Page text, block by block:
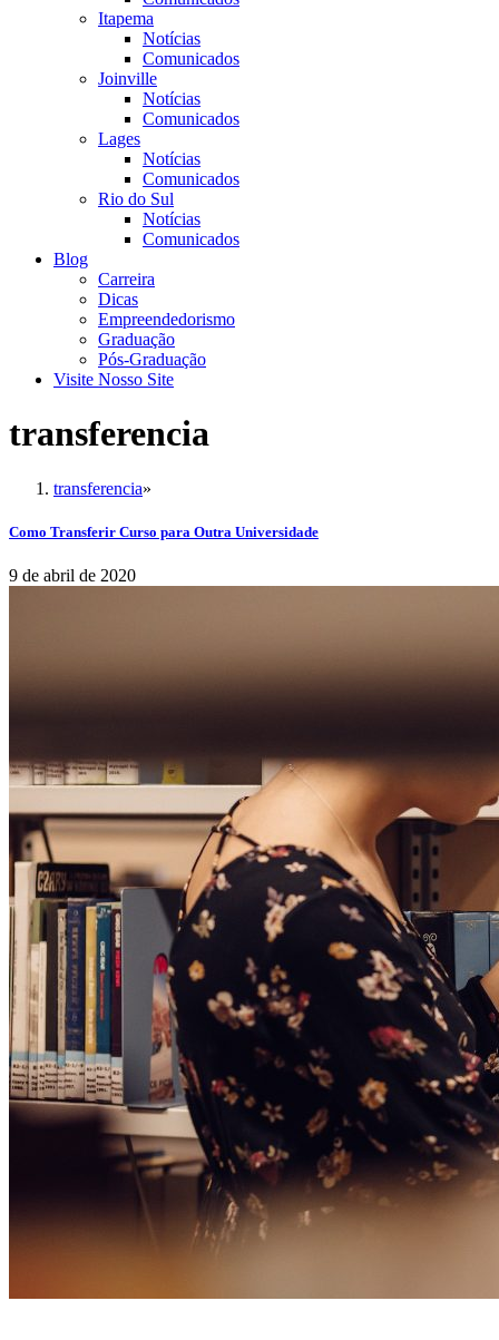
Itapema
Notícias
Comunicados
Joinville
Notícias
Comunicados
Lages
Notícias
Comunicados
Rio do Sul
Notícias
Comunicados
Blog
Carreira
Dicas
Empreendedorismo
Graduação
Pós-Graduação
Visite Nosso Site
transferencia
transferencia»
Como Transferir Curso para Outra Universidade
9 de abril de 2020